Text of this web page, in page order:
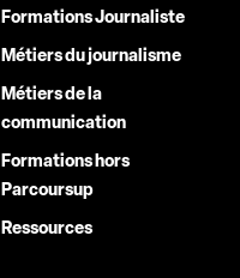
Formations Journaliste
Métiers du journalisme
Métiers de la
communication
Formations hors
Parcoursup
Ressources